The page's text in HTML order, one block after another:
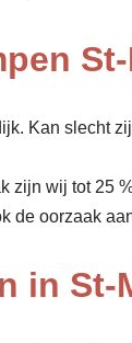
Kan slecht
zijn wij tot 25
de oorzaak
in St-